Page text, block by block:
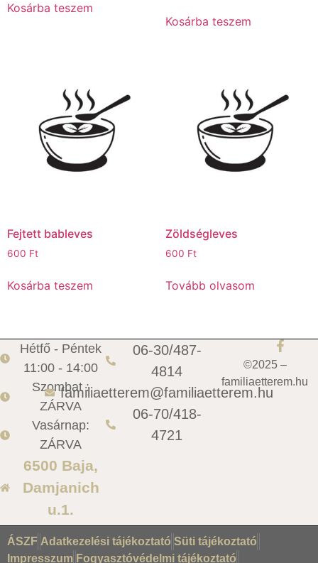
Kosárba teszem
Kosárba teszem
Fejtett bableves
600 Ft
Kosárba teszem
Zöldségleves
600 Ft
Tovább olvasom
Hétfő - Péntek
11:00 - 14:00
Szombat :
ZÁRVA
Vasárnap:
ZÁRVA
6500 Baja,
Damjanich
u.1.
06-30/487-
4814
familiaetterem@familiaetterem.hu
06-70/418-
4721
©2025 –
familiaetterem.hu
ÁSZF Adatkezelési tájékoztató Süti tájékoztató
Impresszum Fogyasztóvédelmi tájékoztató